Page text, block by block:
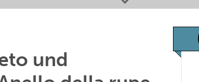
und